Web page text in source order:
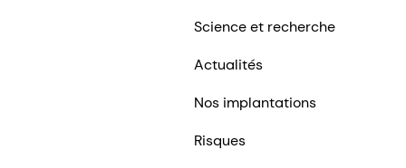
Science et recherche
Actualités
Nos implantations
Risques